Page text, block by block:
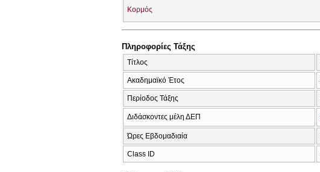
Κορμός
Πληροφορίες Τάξης
Τίτλος
Ακαδημαϊκό Έτος
Περίοδος Τάξης
Διδάσκοντες μέλη ΔΕΠ
Ώρες Εβδομαδιαία
Class ID